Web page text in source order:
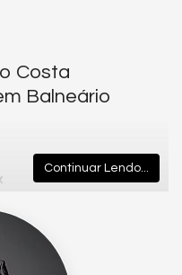
Costa
Balneário
valor do imóvel
e Bem-Estar na
Continuar Lendo...